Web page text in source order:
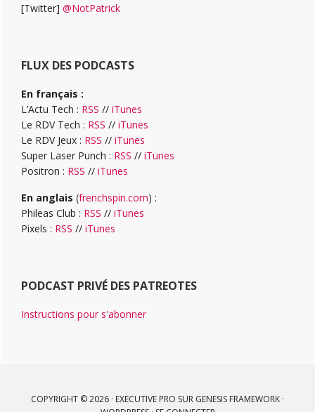
[Twitter] @NotPatrick
FLUX DES PODCASTS
En français :
L’Actu Tech : RSS // iTunes
Le RDV Tech : RSS // iTunes
Le RDV Jeux : RSS // iTunes
Super Laser Punch : RSS // iTunes
Positron : RSS // iTunes
En anglais (frenchspin.com) :
Phileas Club : RSS // iTunes
Pixels : RSS // iTunes
PODCAST PRIVÉ DES PATREOTES
Instructions pour s'abonner
COPYRIGHT © 2026 · EXECUTIVE PRO SUR GENESIS FRAMEWORK ·